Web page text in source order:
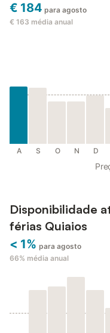
€ 184 para agosto
€ 163 média anual
A S O N D
Disponibilidade
férias Quiaios
< 1% para agosto
66% média anual